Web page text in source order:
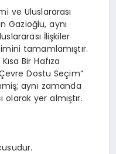
ve Uluslararası
Gazioğlu, aynı
İlişkiler
tamamlamıştır.
Bir Hafıza
Dostu Seçim”
aynı zamanda
yer almıştır.